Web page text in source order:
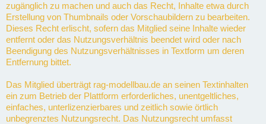
zugänglich zu machen und auch das Recht, Inhalte etwa durch
Erstellung von Thumbnails oder Vorschaubildern zu bearbeiten.
Dieses Recht erlischt, sofern das Mitglied seine Inhalte wieder
entfernt oder das Nutzungsverhältnis beendet wird oder nach
Beendigung des Nutzungsverhältnisses in Textform um deren
Entfernung bittet.
Das Mitglied überträgt rag-modellbau.de an seinen Textinhalten
ein zum Betrieb der Plattform erforderliches, unentgeltliches,
einfaches, unterlizenzierbares und zeitlich sowie örtlich
unbegrenztes Nutzungsrecht. Das Nutzungsrecht umfasst